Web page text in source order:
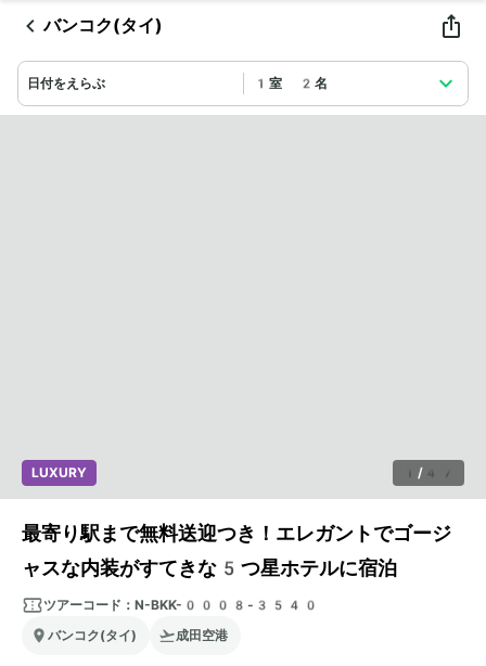
バンコク(タイ)
日付をえらぶ 1室 2名
1 / 47
LUXURY
最寄り駅まで無料送迎つき！エレガントでゴージ
ャスな内装がすてきな5つ星ホテルに宿泊
ツアーコード： N-BKK-0008-3540
バンコク(タイ)
成田空港